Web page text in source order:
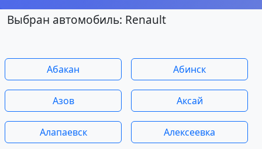
Выбран автомобиль: Renault
Абакан Абинск
Азов Аксай
Алапаевск Алексеевка